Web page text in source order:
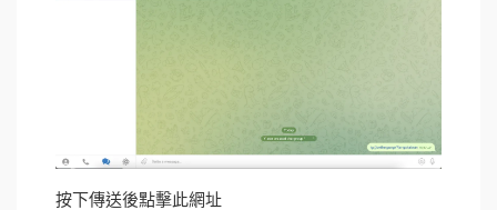
按下傳送後點擊此網址